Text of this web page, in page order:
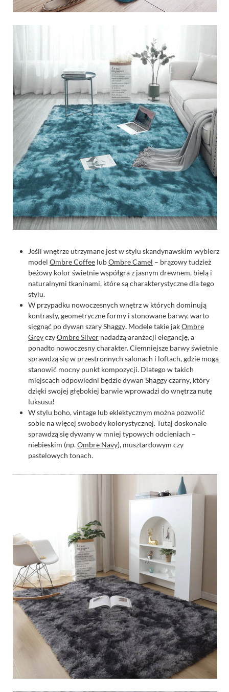
Jeśli wnętrze utrzymane jest w stylu skandynawskim wybierz
model Ombre Coffee lubOmbre Camel – brązowy tudzież
beżowy kolor świetnie współgra z jasnym drewnem, bielą i
naturalnymi tkaninami, które są charakterystyczne dla tego
stylu.
W przypadku nowoczesnych wnętrz w których dominują
kontrasty, geometryczne formy i stonowane barwy, warto
sięgnąć po dywan szaryShaggy. Modele takie jakOmbre
GreyczyOmbre Silver nadadzą aranżacji elegancję, a
ponadto nowoczesny charakter. Ciemniejsze barwy świetnie
sprawdzą się w przestronnych salonach i loftach, gdzie mogą
stanowić mocny punkt kompozycji. Dlatego w takich
miejscach odpowiedni będzie dywan Shaggyczarny, który
dzięki swojej głębokiej barwie wprowadzi do wnętrza nutę
luksusu!
W stylu boho, vintage lub eklektycznym można pozwolić
sobie na więcej swobody kolorystycznej. Tutaj doskonale
sprawdzą się dywany w mniej typowych odcieniach –
niebieskim (np.Ombre Navy), musztardowym czy
pastelowych tonach.